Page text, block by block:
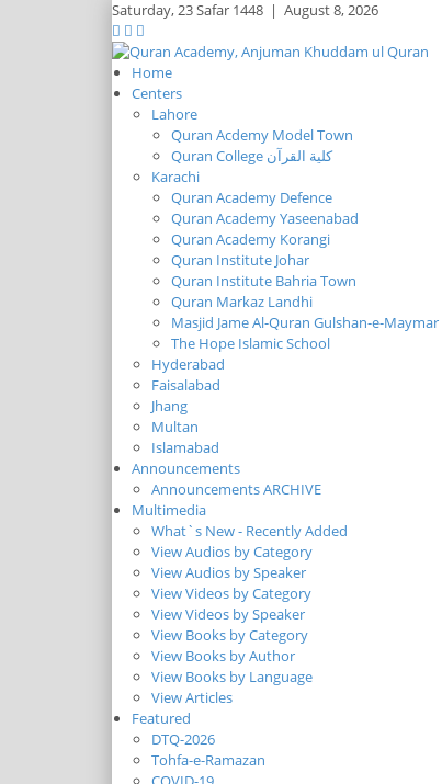
Saturday,23 Safar 1448 | August 8, 2026
Home
Centers
Lahore
Quran Acdemy Model Town
Quran College كلية القرآن
Karachi
Quran Academy Defence
Quran Academy Yaseenabad
Quran Academy Korangi
Quran Institute Johar
Quran Institute Bahria Town
Quran Markaz Landhi
Masjid Jame Al-Quran Gulshan-e-Maymar
The Hope Islamic School
Hyderabad
Faisalabad
Jhang
Multan
Islamabad
Announcements
Announcements ARCHIVE
Multimedia
What`s New - Recently Added
View Audios by Category
View Audios by Speaker
View Videos by Category
View Videos by Speaker
View Books by Category
View Books by Author
View Books by Language
View Articles
Featured
DTQ-2026
Tohfa-e-Ramazan